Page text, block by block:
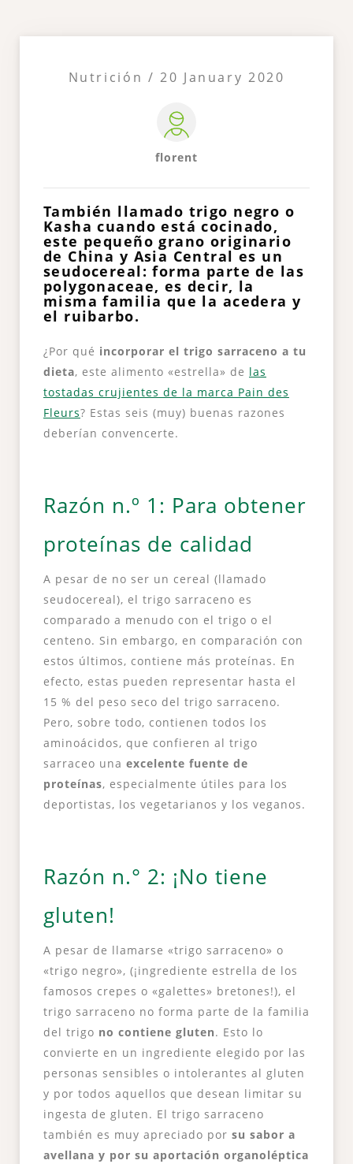
Nutrición / 20 January 2020
florent
También llamado trigo negro o
Kasha cuando está cocinado,
este pequeño grano originario
de China y Asia Central es un
seudocereal: forma parte de las
polygonaceae, es decir, la
misma familia que la acedera y
el ruibarbo.
¿Por qué incorporar el trigo sarraceno a tu
dieta, este alimento «estrella» de las
tostadas crujientes de la marca Pain des
Fleurs? Estas seis (muy) buenas razones
deberían convencerte.
Razón n.º 1: Para obtener
proteínas de calidad
A pesar de no ser un cereal (llamado
seudocereal), el trigo sarraceno es
comparado a menudo con el trigo o el
centeno. Sin embargo, en comparación con
estos últimos, contiene más proteínas. En
efecto, estas pueden representar hasta el
15 % del peso seco del trigo sarraceno.
Pero, sobre todo, contienen todos los
aminoácidos, que confieren al trigo
sarraceo una excelente fuente de
proteínas, especialmente útiles para los
deportistas, los vegetarianos y los veganos.
Razón n.° 2: ¡No tiene
gluten!
A pesar de llamarse «trigo sarraceno» o
«trigo negro», (¡ingrediente estrella de los
famosos crepes o «galettes» bretones!), el
trigo sarraceno no forma parte de la familia
del trigo no contiene gluten. Esto lo
convierte en un ingrediente elegido por las
personas sensibles o intolerantes al gluten
y por todos aquellos que desean limitar su
ingesta de gluten. El trigo sarraceno
también es muy apreciado por su sabor a
avellana y por su aportación organoléptica